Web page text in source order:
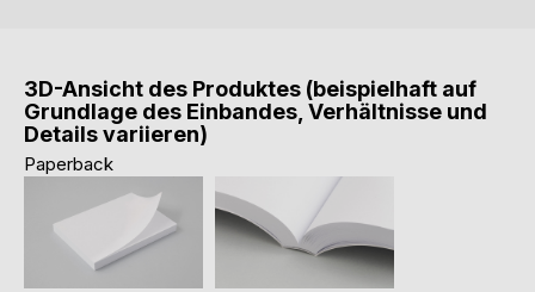
3D-Ansicht des Produktes (beispielhaft auf
Grundlage des Einbandes, Verhältnisse und
Details variieren)
Paperback